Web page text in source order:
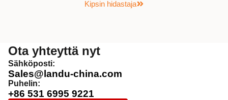
Kipsin hidastaja
Ota yhteyttä nyt
Sähköposti:
Sales@landu-china.com
Puhelin:
+86 531 6995 9221